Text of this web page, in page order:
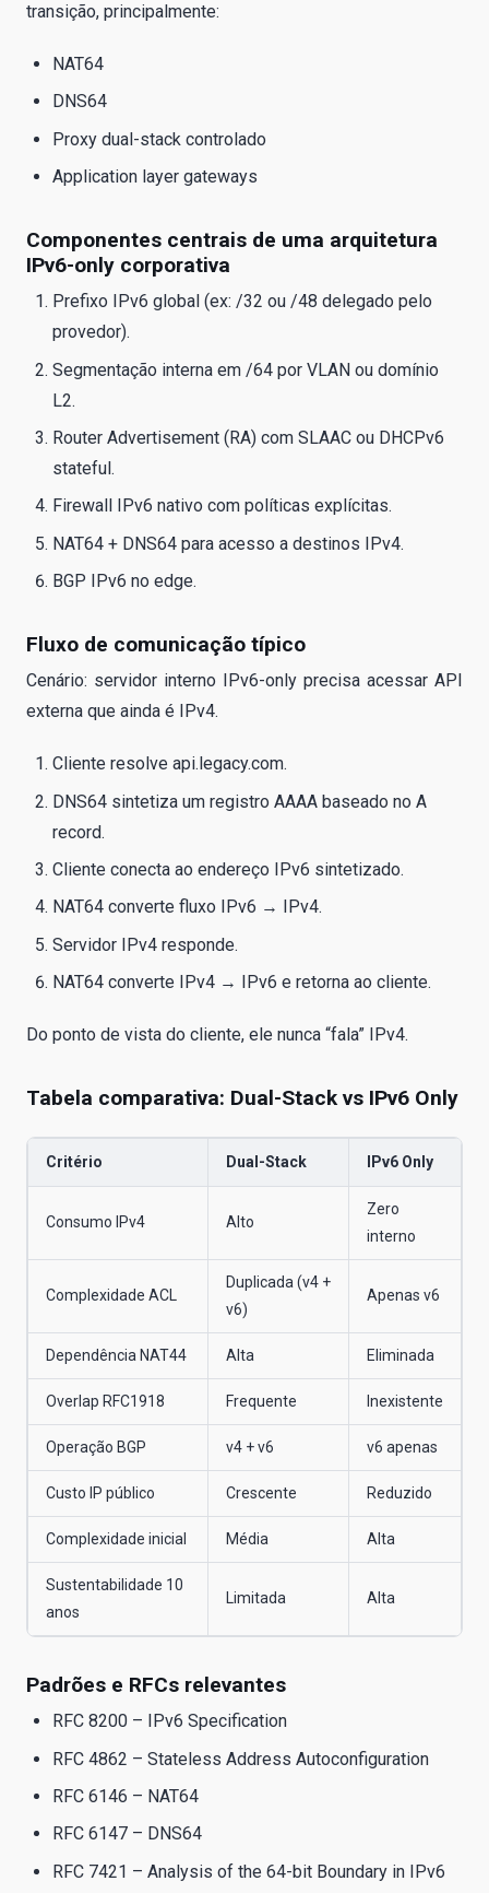
transição, principalmente:
NAT64
DNS64
Proxy dual-stack controlado
Application layer gateways
Componentes centrais de uma arquitetura
IPv6-only corporativa
Prefixo IPv6 global (ex: /32 ou /48 delegado pelo
provedor).
Segmentação interna em /64 por VLAN ou domínio
L2.
Router Advertisement (RA) com SLAAC ou DHCPv6
stateful.
Firewall IPv6 nativo com políticas explícitas.
NAT64 + DNS64 para acesso a destinos IPv4.
BGP IPv6 no edge.
Fluxo de comunicação típico
Cenário: servidor interno IPv6-only precisa acessar API
externa que ainda é IPv4.
Cliente resolve api.legacy.com.
DNS64 sintetiza um registro AAAA baseado no A
record.
Cliente conecta ao endereço IPv6 sintetizado.
NAT64 converte fluxo IPv6 → IPv4.
Servidor IPv4 responde.
NAT64 converte IPv4 → IPv6 e retorna ao cliente.
Do ponto de vista do cliente, ele nunca “fala” IPv4.
Tabela comparativa: Dual-Stack vs IPv6 Only
Critério Dual-Stack IPv6 Only
Consumo IPv4 Alto
Zero
interno
Complexidade ACL
Duplicada (v4 +
v6)
Apenas v6
Dependência NAT44 Alta Eliminada
Overlap RFC1918 Frequente Inexistente
Operação BGP v4 + v6 v6 apenas
Custo IP público Crescente Reduzido
Complexidade inicial Média Alta
Sustentabilidade 10
anos
Limitada Alta
Padrões e RFCs relevantes
RFC 8200 – IPv6 Specification
RFC 4862 – Stateless Address Autoconfiguration
RFC 6146 – NAT64
RFC 6147 – DNS64
RFC 7421 – Analysis of the 64-bit Boundary in IPv6